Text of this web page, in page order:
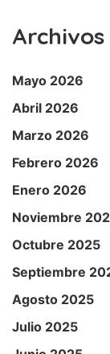
Archivos
Mayo 2026
Abril 2026
Marzo 2026
Febrero 2026
Enero 2026
Noviembre
Octubre 2025
Septiembre
Agosto 2025
Julio 2025